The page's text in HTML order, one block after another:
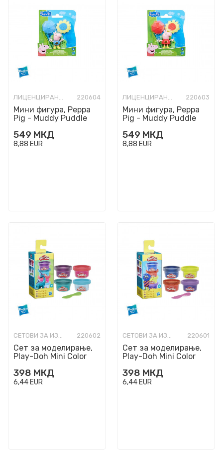
ЛИЦЕНЦИРАНИ ФИГУРИ И СЕТОВИ 220604
Мини фигура, Peppa
Pig - Muddy Puddle
549 МКД
8,88 EUR
ЛИЦЕНЦИРАНИ ФИГУРИ И СЕТОВИ 220603
Мини фигура, Peppa
Pig - Muddy Puddle
549 МКД
8,88 EUR
СЕТОВИ ЗА ИЗРАБОТКА 220602
Сет за моделирање,
Play-Doh Mini Color
Theme 3
398 МКД
6,44 EUR
СЕТОВИ ЗА ИЗРАБОТКА 220601
Сет за моделирање,
Play-Doh Mini Color
Theme 2
398 МКД
6,44 EUR